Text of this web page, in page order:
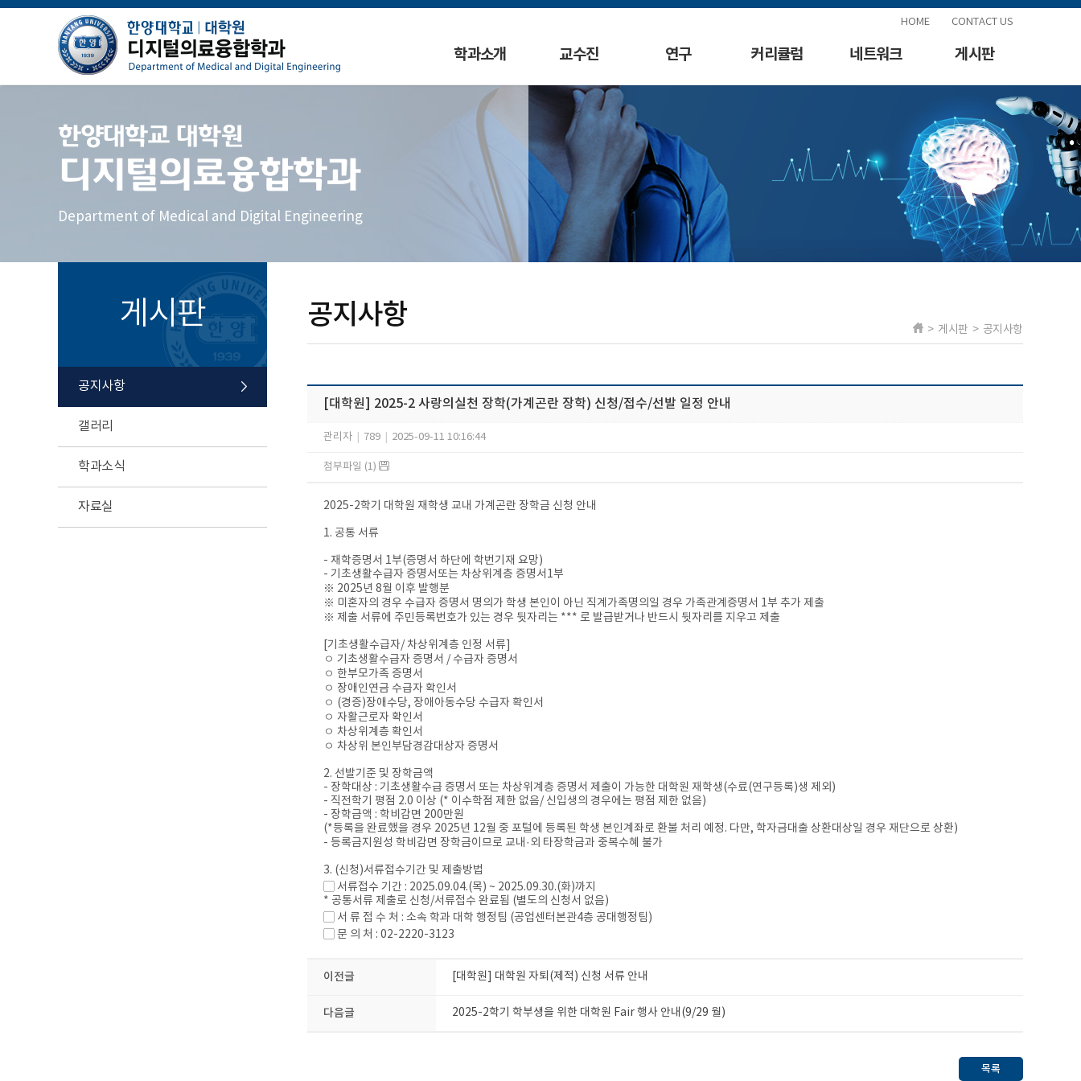
HOME CONTACT US
학과소개 교수진 연구 커리큘럼 네트워크 게시판
한양대학교 대학원
디지털의료융합학과
Department of Medical and Digital Engineering
게시판
공지사항
갤러리
학과소식
자료실
공지사항 > 게시판 > 공지사항
[대학원] 2025-2 사랑의실천 장학(가계곤란 장학) 신청/접수/선발 일정 안내
관리자 789 2025-09-11 10:16:44
첨부파일 (1)
2025-2학기 대학원 재학생 교내 가계곤란 장학금 신청 안내
1. 공통 서류
- 재학증명서 1부(증명서 하단에 학번기재 요망)
- 기초생활수급자 증명서또는 차상위계층 증명서1부
※ 2025년 8월 이후 발행분
※ 미혼자의 경우 수급자 증명서 명의가 학생 본인이 아닌 직계가족명의일 경우 가족관계증명서 1부 추가 제출
※ 제출 서류에 주민등록번호가 있는 경우 뒷자리는 *** 로 발급받거나 반드시 뒷자리를 지우고 제출
[기초생활수급자/ 차상위계층 인정 서류]
ㅇ 기초생활수급자 증명서 / 수급자 증명서
ㅇ 한부모가족 증명서
ㅇ 장애인연금 수급자 확인서
ㅇ (경증)장애수당, 장애아동수당 수급자 확인서
ㅇ 자활근로자 확인서
ㅇ 차상위계층 확인서
ㅇ 차상위 본인부담경감대상자 증명서
2. 선발기준 및 장학금액
- 장학대상 : 기초생활수급 증명서 또는 차상위계층 증명서 제출이 가능한 대학원 재학생(수료(연구등록)생 제외)
- 직전학기 평점 2.0 이상 (* 이수학점 제한 없음/ 신입생의 경우에는 평점 제한 없음)
- 장학금액 : 학비감면 200만원
(*등록을 완료했을 경우 2025년 12월 중 포털에 등록된 학생 본인계좌로 환불 처리 예정. 다만, 학자금대출 상환대상일 경우 재단으로 상환)
- 등록금지원성 학비감면 장학금이므로 교내·외 타장학금과 중복수혜 불가
3. (신청)서류접수기간 및 제출방법
▢ 서류접수 기간 : 2025.09.04.(목) ~ 2025.09.30.(화)까지
* 공통서류 제출로 신청/서류접수 완료됨 (별도의 신청서 없음)
▢ 서 류 접 수 처 : 소속 학과 대학 행정팀 (공업센터본관4층 공대행정팀)
▢ 문 의 처 : 02-2220-3123
이전글 [대학원] 대학원 자퇴(제적) 신청 서류 안내
다음글 2025-2학기 학부생을 위한 대학원 Fair 행사 안내(9/29 월)
목록